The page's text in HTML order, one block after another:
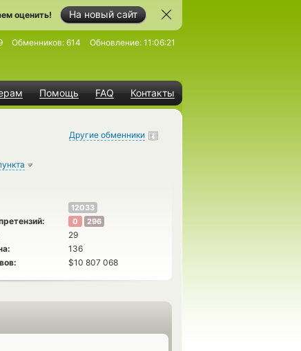
На новый сайт
оценить!
Помощь FAQ Контакты
Обменников: 614 Обновление: 11:06:21
Другие обменники
12033
0 296
29
136
$10 807 068